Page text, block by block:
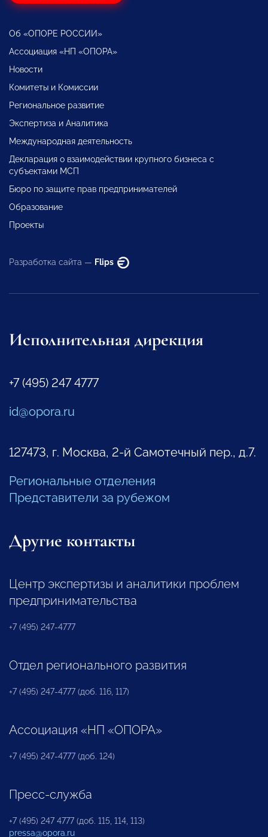
Об «ОПОРЕ РОССИИ»
Ассоциация «НП «ОПОРА»
Новости
Комитеты и Комиссии
Региональное развитие
Экспертиза и Аналитика
Международная деятельность
Декларация о взаимодействии крупного бизнеса с
субъектами МСП
Бюро по защите прав предпринимателей
Образование
Проекты
Разработка сайта — Flips
Исполнительная дирекция
+7 (495) 247 4777
id@opora.ru
127473, г. Москва, 2-й Самотечный пер., д.7.
Региональные отделения
Представители за рубежом
Другие контакты
Центр экспертизы и аналитики проблем
предпринимательства
+7 (495) 247-4777
Отдел регионального развития
+7 (495) 247-4777 (доб. 116, 117)
Ассоциация «НП «ОПОРА»
+7 (495) 247-4777 (доб. 124)
Пресс-служба
+7 (495) 247 4777 (доб. 115, 114, 113)
pressa@opora.ru